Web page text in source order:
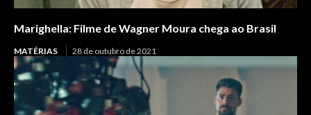
Marighella: Filme de Wagner Moura chega ao Brasil
MATÉRIAS 28 de outubro de 2021